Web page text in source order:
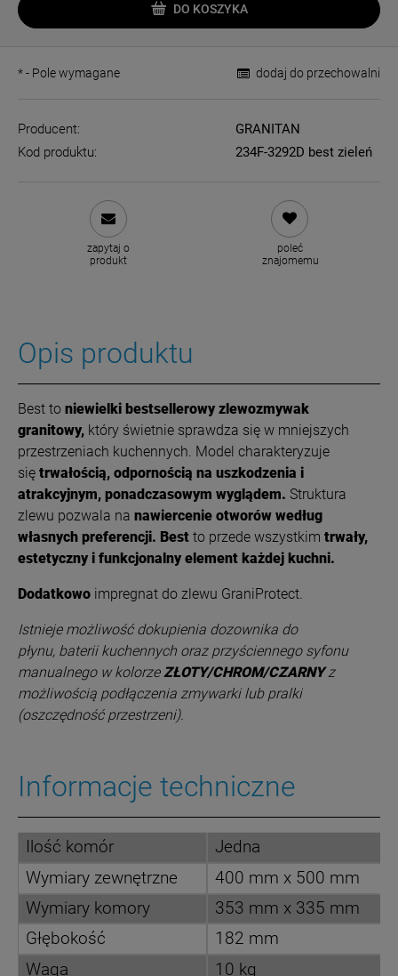
DO KOSZYKA
dodaj do przechowalni
*- Pole wymagane
Producent:
GRANITAN
Kod produktu:
234F-3292D best zieleń
zapytaj o
produkt
poleć
znajomemu
Opis produktu
Best to niewielki bestsellerowy zlewozmywak
granitowy, który świetnie sprawdza się w mniejszych
przestrzeniach kuchennych. Model charakteryzuje
się trwałością, odpornością na uszkodzenia i
atrakcyjnym, ponadczasowym wyglądem. Struktura
zlewu pozwala na nawiercenie otworów według
własnych preferencji. Best to przede wszystkim trwały,
estetyczny i funkcjonalny element każdej kuchni.
Dodatkowo impregnat do zlewu GraniProtect.
Istnieje możliwość dokupienia dozownika do
płynu, baterii kuchennych oraz przyściennego syfonu
manualnego w kolorze ZŁOTY/CHROM/CZARNYz
możliwością podłączenia zmywarki lub pralki
(oszczędność przestrzeni).
Informacje techniczne
Ilość komór
Jedna
Wymiary zewnętrzne
400 mm x 500 mm
Wymiary komory
353 mm x 335 mm
Głębokość
182 mm
Waga
10 kg